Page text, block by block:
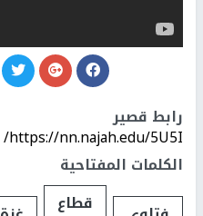
رابط قصير
https://nn.najah.edu/5U5I/
الكلمات المفتاحية
قطاع